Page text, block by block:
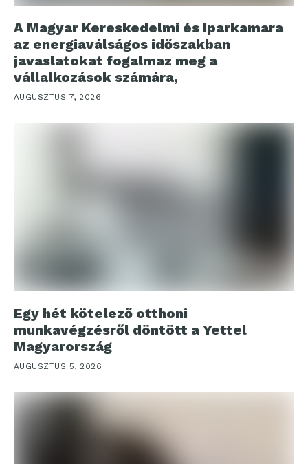
A Magyar Kereskedelmi és Iparkamara
az energiaválságos időszakban
javaslatokat fogalmaz meg a
vállalkozások számára,
AUGUSZTUS 7, 2026
Egy hét kötelező otthoni
munkavégzésről döntött a Yettel
Magyarország
AUGUSZTUS 5, 2026